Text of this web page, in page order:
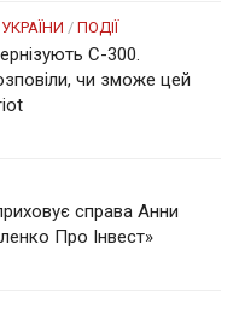
/ ПОДІЇ
С-300.
чи зможе цей
справа Анни
Про Інвест»